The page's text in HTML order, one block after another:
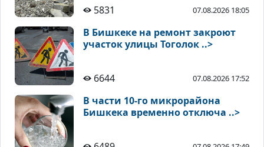
5831 07.08.2026 18:05
В Бишкеке на ремонт закроют
участок улицы Тоголок ..>
6644 07.08.2026 17:52
В части 10-го микрорайона
Бишкека временно отключа ..>